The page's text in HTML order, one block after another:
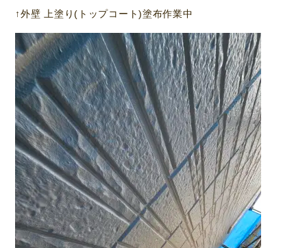
↑外壁 上塗り(トップコート)塗布作業中